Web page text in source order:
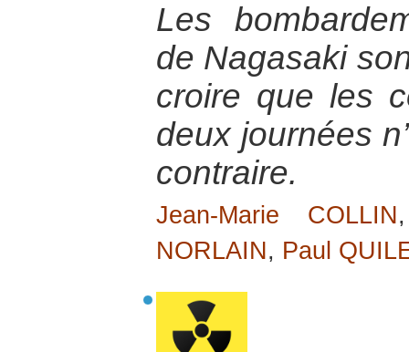
Les
de Nagasaki
croire que les
deux journées
contraire.
Jean-Marie COLLIN
NORLAIN, Paul